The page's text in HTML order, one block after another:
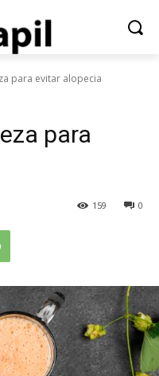
para evitar alopecia
para
0
159